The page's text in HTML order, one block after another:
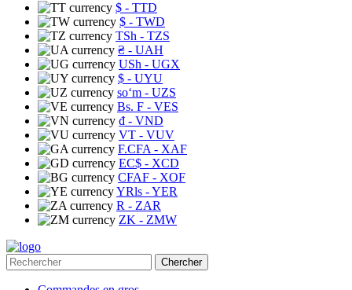
$ - TTD
$ - TWD
TSh - TZS
₴ - UAH
USh - UGX
$ - UYU
soʻm - UZS
Bs. F - VES
₫ - VND
VT - VUV
F.CFA - XAF
EC$ - XCD
CFAF - XOF
YRls - YER
R - ZAR
ZK - ZMW
Chercher